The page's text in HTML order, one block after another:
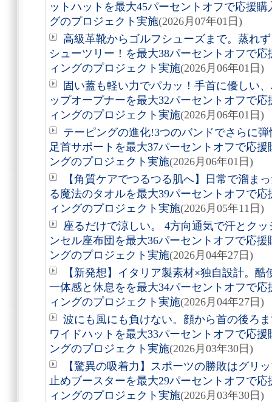
ットハットを最大45パーセントオフで応援
グのプロジェクト実施(2026月07年01日)
高級革靴からゴルフシューズまで。蒸れ
シューツリー！を最大38パーセントオフで
ィングのプロジェクト実施(2026月06年01日)
固い蓋も軽い力でパカッ！手首に優しい
ップオープナーを最大32パーセントオフで
ィングのプロジェクト実施(2026月06年01日)
テーピングの進化!3つのバンドでさらに
足首サポートを最大37パーセントオフで応
ングのプロジェクト実施(2026月06年01日)
【角質ケアでつるつる肌へ】日常で溜ま
る魔法のタオルを最大39パーセントオフで
ィングのプロジェクト実施(2026月05年11日)
座るだけで涼しい。 4方向通気で汗とク
ンセル座布団を最大36パーセントオフで応
ングのプロジェクト実施(2026月04年27日)
【新発想】イタリア製素材×独自設計。
一体感と休息をを最大34パーセントオフで
ィングのプロジェクト実施(2026月04年27日)
波にも風にも負けない。顔から首の後ろ
ワイドハットを最大33パーセントオフで応
ングのプロジェクト実施(2026月03年30日)
【驚異の吸着力】スポーツの勝敗はグリ
止めブースターを最大29パーセントオフで
ィングのプロジェクト実施(2026月03年30日)